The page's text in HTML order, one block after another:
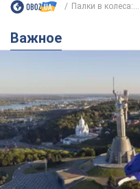
Палки в колеса:...
Важное